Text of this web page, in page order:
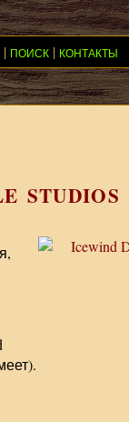
| ПОИСК| КОНТАКТЫ
STUDIOS